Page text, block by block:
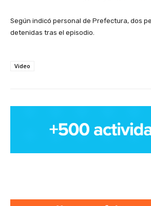
Según indicó personal de Prefectura, dos
detenidas tras el episodio.
Video